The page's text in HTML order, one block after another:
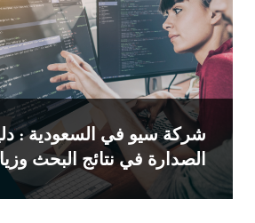
شركة سيو في السعودية :
الصدارة في نتائج البحث